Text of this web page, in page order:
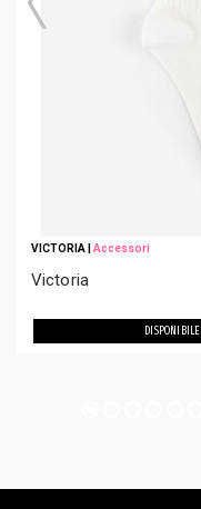
VICTORIA Accessori
Victoria
DISPONIBILE